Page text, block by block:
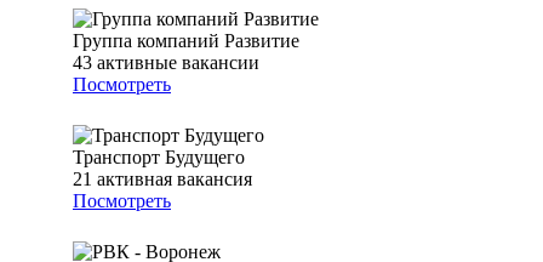
Группа компаний Развитие
43 активные вакансии
Посмотреть
Транспорт Будущего
21 активная вакансия
Посмотреть